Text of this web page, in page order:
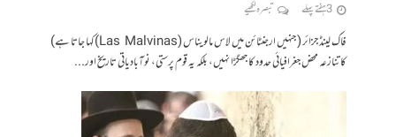
3 ہفتے پہلے تبصرہ لکھیے
فاک لینڈ جزائر (جنہیں ارجنٹائن میں لاس مالویناس (Las Malvinas)کہا جاتا ہے)
کا تنازعہ محض جغرافیائی حدود کا جھگڑا نہیں، بلکہ یہ قوم پرستی، نوآبادیاتی تاریخ اور...